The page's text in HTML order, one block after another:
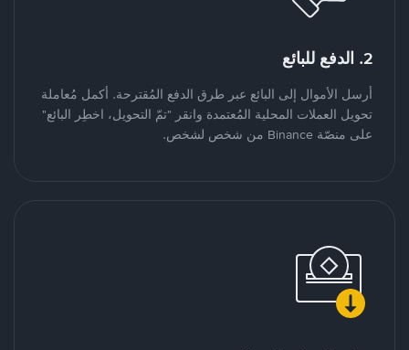
2. الدفع للبائع
أرسل الأموال إلى البائع عبر طرق الدفع المُقترحة. أكمل مُعاملة
تحويل العملات المحلية المُعتمدة وانقر "تمّ التحويل، اخطِر البائع"
على منصّة Binance من شخص لشخص.